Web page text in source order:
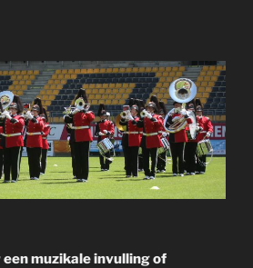
een muzikale invulling of